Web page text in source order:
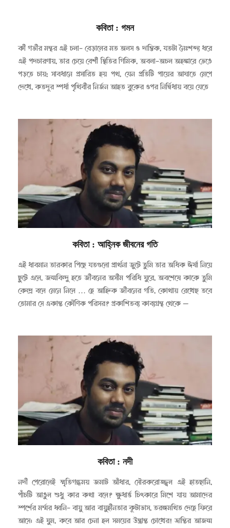
কবিতা: গমন
কী গভীর মন্থর এই চলা- বেড়ালের মত অলস ও দাম্ভিক, যতটা নৈঃশব্দ্য ধরে
এই পদচারণায়, তার চেয়ে বেশী স্থিতির গিমিক, অবলা-অচল অহঙ্কারে ভেঙে
পড়তে চায়; সাবধানে প্রসারিত হয় পথ, যেন প্রতিটি পায়ের আঘাতে মেপে
দেখে, কতদূর স্পর্ধা পৃথিবীর নির্জন আহত বুকের ওপর নির্দ্বিধায় বয়ে যেতে
কবিতা: আহ্নিক জীবনের গতি
এই ধাবমান তারকার পিছে যতগুলো প্রার্থনা জুটে তুমি তার অধিক ঈর্ষা নিয়ে
ছুটে এলে, জন্মবিন্দু হতে জীবনের অসীম পরিধি ঘুরে, অবশেষে কাকে তুমি
কেন্দ্র বলে মেনে নিলে … হে আহ্নিক জীবনের গতি, কোথায় রেখেছ তবে
তোমার সে একান্ত কৌণিক পরিসর? প্রকাশিতব্য কাব্যগ্রন্থ থেকে —
কবিতা: নদী
নদী পেরোলেই স্মৃতিগন্ধময় জমাট আঁধার, সৌরকরোজ্জ্বল এই হাতছানি,
পাঁচটি আঙুল শুধু কার কথা বলে? ক্ষুধার্ত্ত চিৎকারে মিশে যায় আমাদের
স্পর্শের মর্ম্মর ধ্বনি- বায়ু আর বায়ুহীনতার কূটাভাস, তরঙ্গমথিত দেহে ফিরে
আসে। এই ঘুম, কবে আর চেনা হল সময়ের উদ্ভ্রান্ত চোখের! ভ্রান্তির আজন্ম